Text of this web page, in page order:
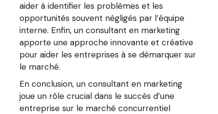
aider à identifier les problèmes et les
opportunités souvent négligés par l’équipe
interne. Enfin, un consultant en marketing
apporte une approche innovante et créative
pour aider les entreprises à se démarquer sur
le marché.
En conclusion, un consultant en marketing
joue un rôle crucial dans le succès d’une
entreprise sur le marché concurrentiel